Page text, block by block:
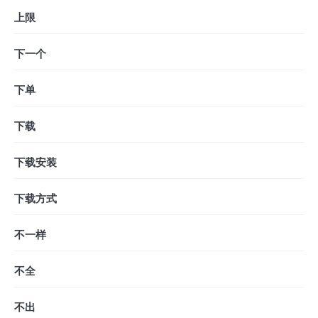
上限
下一个
下单
下载
下载安装
下载方式
不一样
不全
不出